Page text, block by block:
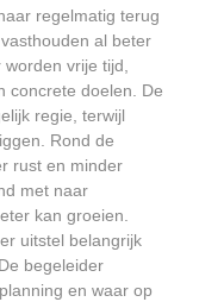
regelmatig terug
al beter
vrije tijd,
concrete doelen. De
regie, terwijl
Rond de
rust en minder
met naar
kan groeien.
uitstel belangrijk
begeleider
en waar op